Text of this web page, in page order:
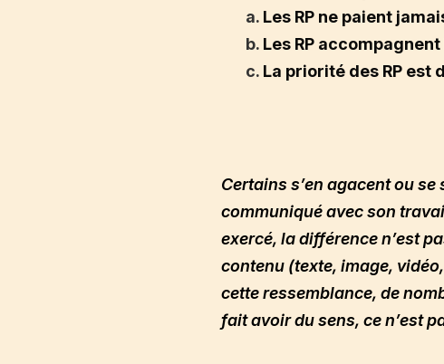
a. Les RP ne paient
b. Les RP
c. La priorité des RP est
Certains s’en agacent ou
communiqué avec son
exercé, la différence n’est
contenu (texte, image,
cette ressemblance, de
fait avoir du sens, ce n’est